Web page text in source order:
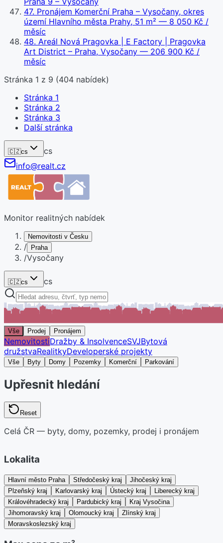
47. Pronájem Komerční Praha – Vysočany, okres
území Hlavního města Prahy, 51 m² — 8 050 Kč /
měsíc
48. Areál Nová Pragovka | E Factory | Pragovka
Art District – Praha, Vysočany — 206 900 Kč /
měsíc
Stránka 1 z 9 (404 nabídek)
Stránka 1
Stránka 2
Stránka 3
Další stránka
🇨🇿cs
cs
info@realt.cz
Monitor realitných nabídek
Nemovitosti v Česku
/ Praha
/Vysočany
🇨🇿cs cs
Vše Prodej Pronájem
NemovitostiDražby & InsolvenceSVJBytová
družstvaRealitkyDeveloperské projekty
Vše Byty Domy Pozemky Komerční Parkování
Upřesnit hledání
Reset
Celá ČR — byty, domy, pozemky, prodej i pronájem
Lokalita
Hlavní město Praha Středočeský kraj
Jihočeský kraj
Plzeňský kraj
Karlovarský kraj Ústecký kraj
Liberecký kraj
Královéhradecký kraj
Pardubický kraj
Kraj Vysočina
Jihomoravský kraj
Olomoucký kraj
Zlínský kraj
Moravskoslezský kraj